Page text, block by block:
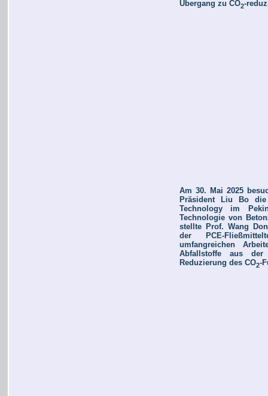
Übergang zu CO2-
Am 30. Mai 2025
Präsident Liu Bo
Technology im
Technologie von
stellte Prof. Wang
der PCE-
umfangreichen
Abfallstoffe aus
Reduzierung des CO2-